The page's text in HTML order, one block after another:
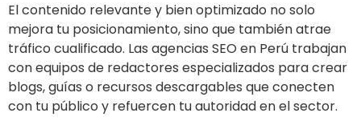
El contenido relevante y bien optimizado no solo
mejora tu posicionamiento, sino que también atrae
tráfico cualificado. Las agencias SEO en Perú trabajan
con equipos de redactores especializados para crear
blogs, guías o recursos descargables que conecten
con tu público y refuercen tu autoridad en el sector.